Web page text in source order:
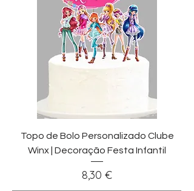
Topo de Bolo Personalizado Clube
Winx | Decoração Festa Infantil
Preço
8,30 €